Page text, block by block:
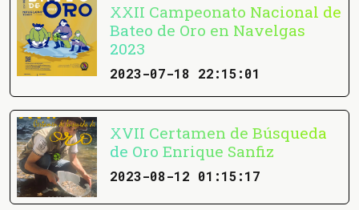
XXII Campeonato Nacional de
Bateo de Oro en Navelgas
2023
2023-07-18 22:15:01
XVII Certamen de Búsqueda
de Oro Enrique Sanfiz
2023-08-12 01:15:17